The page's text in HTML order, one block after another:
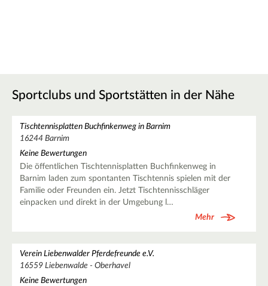
Sportclubs und Sportstätten in der Nähe
Tischtennisplatten Buchfinkenweg in Barnim
16244 Barnim
Keine Bewertungen
Die öffentlichen Tischtennisplatten Buchfinkenweg in
Barnim laden zum spontanten Tischtennis spielen mit der
Familie oder Freunden ein. Jetzt Tischtennisschläger
einpacken und direkt in der Umgebung l…
Mehr
Verein Liebenwalder Pferdefreunde e.V.
16559 Liebenwalde - Oberhavel
Keine Bewertungen